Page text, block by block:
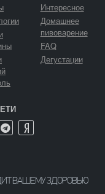
Интересное
Домашнее
пивоварение
FAQ
Дегустации
ВАШЕМУ ЗДОРОВЬЮ